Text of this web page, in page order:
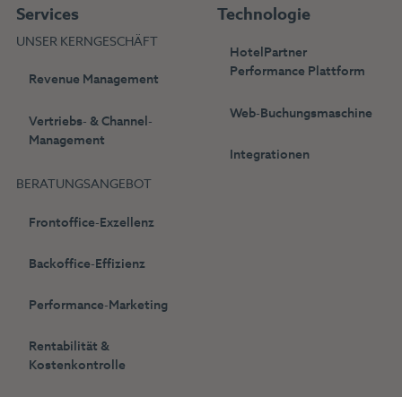
Services
UNSER KERNGESCHÄFT
Revenue Management
Vertriebs- & Channel-
Management
BERATUNGSANGEBOT
Frontoffice-Exzellenz
Backoffice-Effizienz
Performance-Marketing
Rentabilität &
Kostenkontrolle
Technologie
HotelPartner
Performance Plattform
Web-Buchungsmaschine
Integrationen